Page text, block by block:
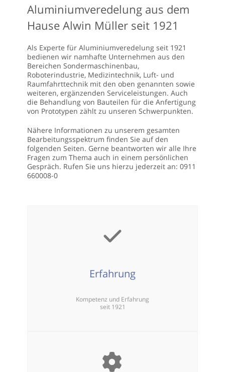
Aluminiumveredelung aus dem
Hause Alwin Müller seit 1921
Als Experte für Aluminiumveredelung seit 1921
bedienen wir namhafte Unternehmen aus den
Bereichen Sondermaschinenbau,
Roboterindustrie, Medizintechnik, Luft- und
Raumfahrttechnik mit den oben genannten sowie
weiteren, ergänzenden Serviceleistungen. Auch
die Behandlung von Bauteilen für die Anfertigung
von Prototypen zählt zu unseren Schwerpunkten.
Nähere Informationen zu unserem gesamten
Bearbeitungsspektrum finden Sie auf den
folgenden Seiten. Gerne beantworten wir alle Ihre
Fragen zum Thema auch in einem persönlichen
Gespräch. Rufen Sie uns hierzu jederzeit an: 0911
660008-0
Erfahrung
Kompetenz und Erfahrung
seit 1921